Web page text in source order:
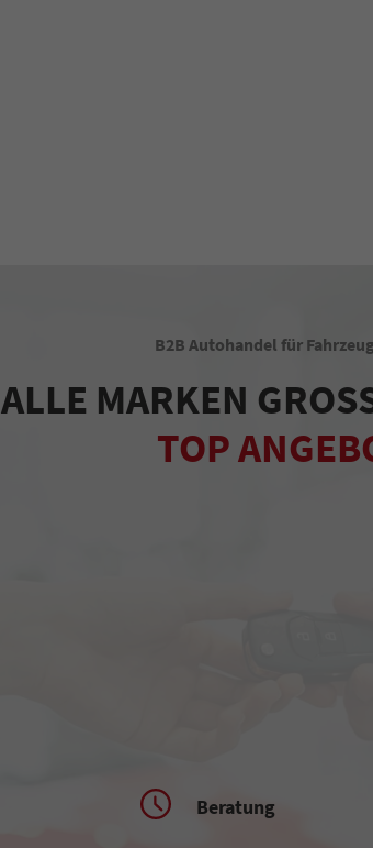
B2B Autohandel für
ALLE MARKEN
TOP
Beratung